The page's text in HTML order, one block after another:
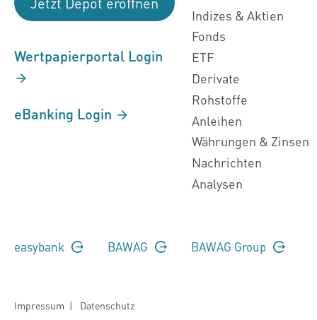
Wertpapierportal Login
eBanking Login
Indizes & Aktien
Fonds
ETF
Derivate
Rohstoffe
Anleihen
Währungen & Zinsen
Nachrichten
Analysen
easybank BAWAG BAWAG Group
Impressum | Datenschutz